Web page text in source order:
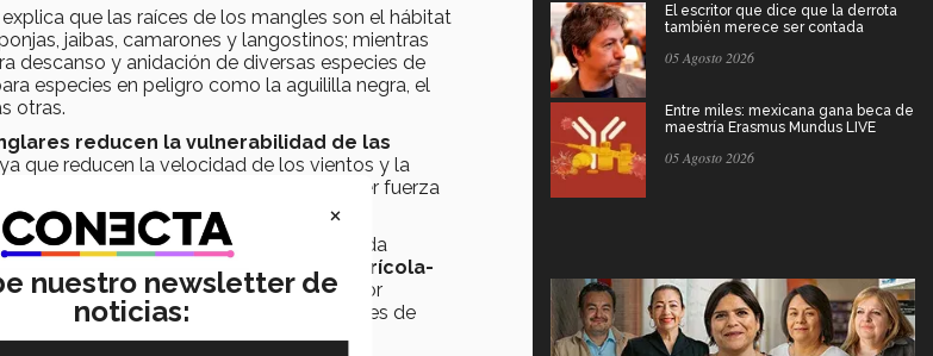
que las raíces de los mangles son el hábitat
jaibas, camarones y langostinos; mientras
descanso y anidación de diversas especies de
especies en peligro como la aguililla negra, el
otras.
reducen la vulnerabilidad de las
que reducen la velocidad de los vientos y la
y puedan desintegrarse o perder fuerza
como ladeforestación
, causada
costeras, le siguen las
actividades agrícola-
se vincula con la generación de una mayor
y fertilizantes agrícolas, derrames de
El escritor que dice que la derrota
también merece ser contada
05 Agosto 2026
Entre miles: mexicana gana beca de
maestría Erasmus Mundus LIVE
05 Agosto 2026
×
nuestro newsletter de
noticias: